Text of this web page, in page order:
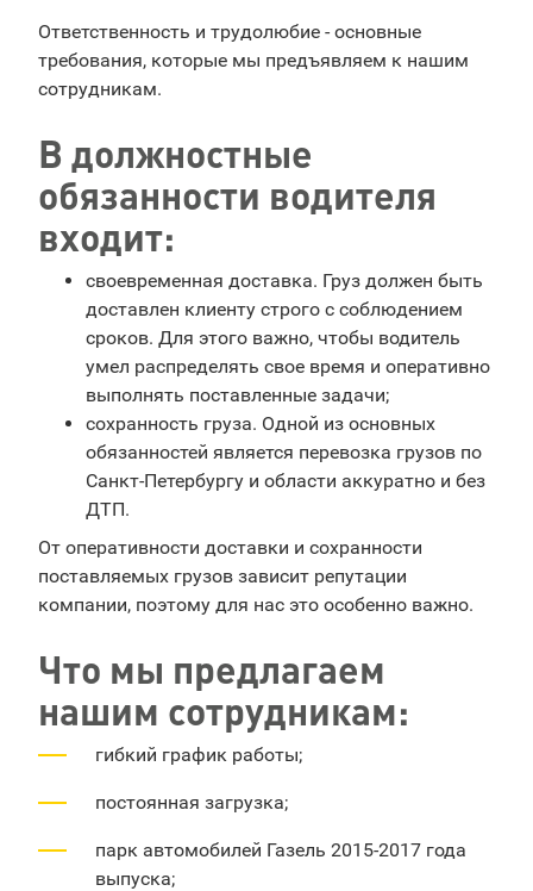
Ответственность и трудолюбие - основные
требования, которые мы предъявляем к нашим
сотрудникам.
В должностные
обязанности водителя
входит:
своевременная доставка. Груз должен быть
доставлен клиенту строго с соблюдением
сроков. Для этого важно, чтобы водитель
умел распределять свое время и оперативно
выполнять поставленные задачи;
сохранность груза. Одной из основных
обязанностей является перевозка грузов по
Санкт-Петербургу и области аккуратно и без
ДТП.
От оперативности доставки и сохранности
поставляемых грузов зависит репутации
компании, поэтому для нас это особенно важно.
Что мы предлагаем
нашим сотрудникам:
гибкий график работы;
постоянная загрузка;
парк автомобилей Газель 2015-2017 года
выпуска;